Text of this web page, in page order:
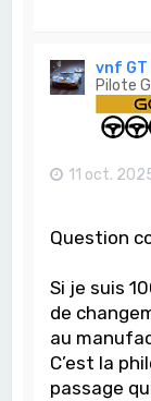
vnf GT
Pilote
11 oct.
Question
Si je suis
de
au
C’est la
passage